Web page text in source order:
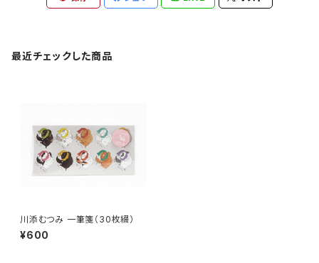
最近チェックした商品
川添むつみ 一筆箋（30枚綴）
¥600